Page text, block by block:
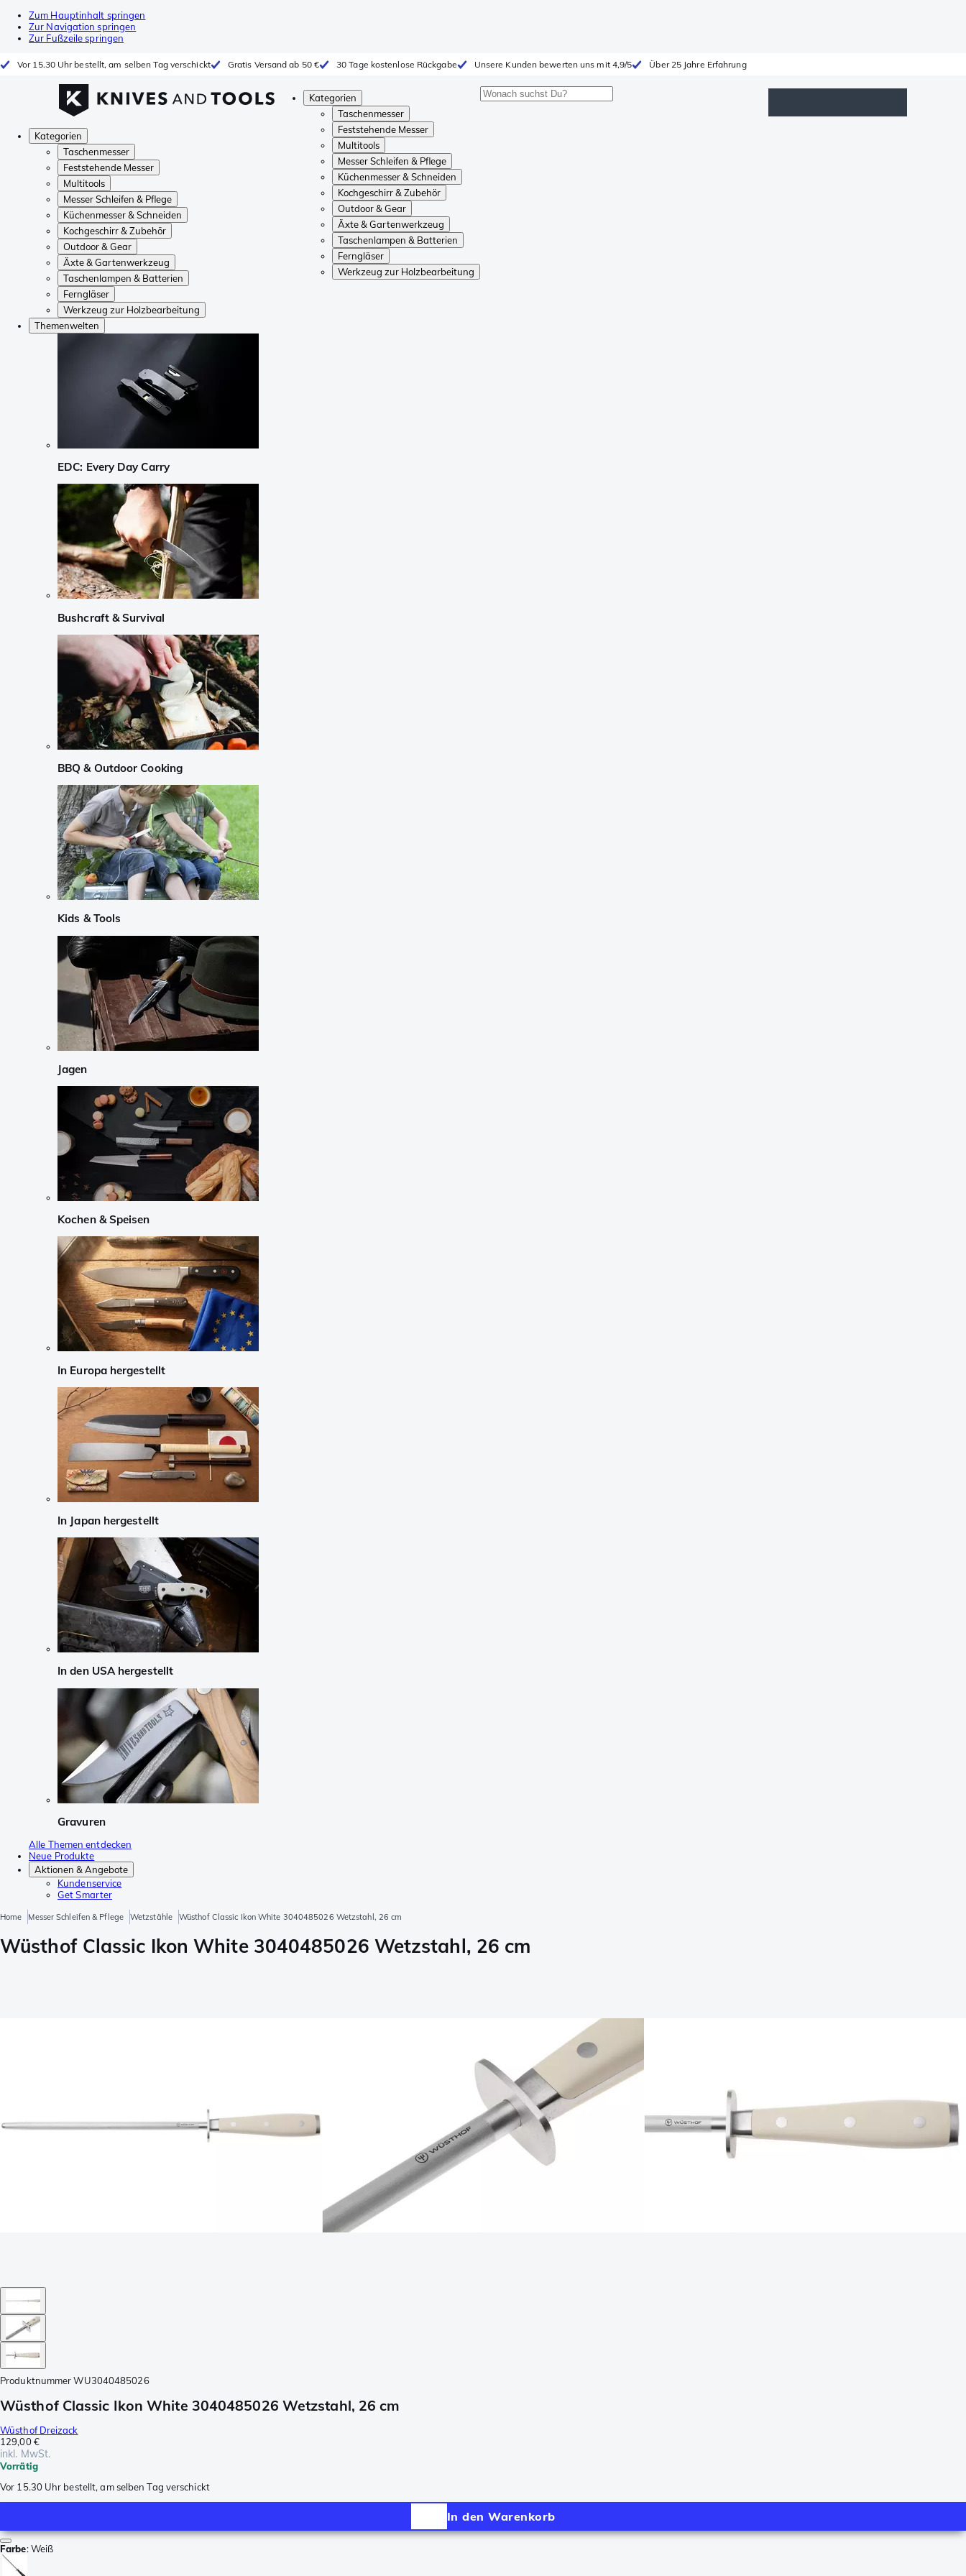
Zum Hauptinhalt springen
Zur Navigation springen
Zur Fußzeile springen
Vor 15.30 Uhr bestellt, am selben Tag verschickt Gratis Versand ab 50 € 30 Tage kostenlose Rückgabe Unsere Kunden bewerten uns mit 4,9/5 Über 25 Jahre Erfahrung
Kategorien
Taschenmesser
Feststehende Messer
Multitools
Messer Schleifen & Pflege
Küchenmesser & Schneiden
Kochgeschirr & Zubehör
Outdoor & Gear
Äxte & Gartenwerkzeug
Taschenlampen & Batterien
Ferngläser
Werkzeug zur Holzbearbeitung
Kategorien
Taschenmesser
Feststehende Messer
Multitools
Messer Schleifen & Pflege
Küchenmesser & Schneiden
Kochgeschirr & Zubehör
Outdoor & Gear
Äxte & Gartenwerkzeug
Taschenlampen & Batterien
Ferngläser
Werkzeug zur Holzbearbeitung
Themenwelten
EDC: Every Day Carry
Bushcraft & Survival
BBQ & Outdoor Cooking
Kids & Tools
Jagen
Kochen & Speisen
In Europa hergestellt
In Japan hergestellt
In den USA hergestellt
Gravuren
Alle Themen entdecken
Neue Produkte
Aktionen & Angebote
Kundenservice
Get Smarter
Home Messer Schleifen & Pflege Wetzstähle Wüsthof Classic Ikon White 3040485026 Wetzstahl, 26 cm
Wüsthof Classic Ikon White 3040485026 Wetzstahl, 26 cm
Produktnummer WU3040485026
Wüsthof Classic Ikon White 3040485026 Wetzstahl, 26 cm
Wüsthof Dreizack
129,00 €
inkl. MwSt.
Vorrätig
Vor 15.30 Uhr bestellt, am selben Tag verschickt
In den Warenkorb
Farbe:Weiß